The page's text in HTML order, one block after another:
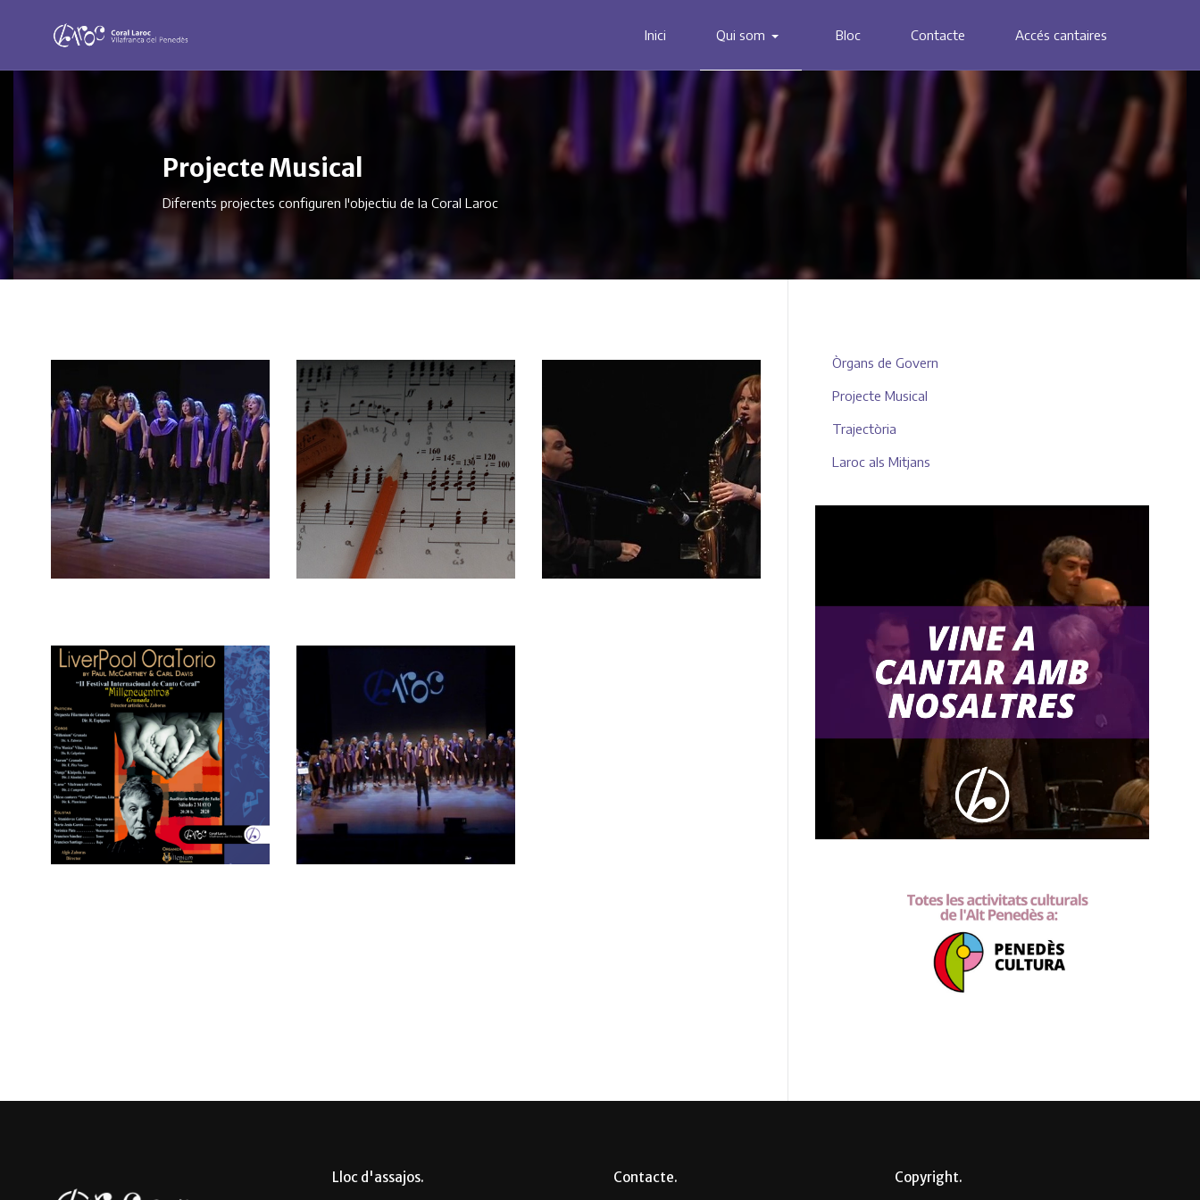
Inici Qui som Bloc Contacte Accés cantaires
Projecte Musical
Diferents projectes configuren l'objectiu de la Coral Laroc
Posada en
escena
Treball i
estudi
Instrumentació
Liverpool
Oratorio -
Granada
Intercanvi de
Coneixement
Òrgans de Govern
Projecte Musical
Trajectòria
Laroc als Mitjans
Lloc d'assajos Contacte Copyright